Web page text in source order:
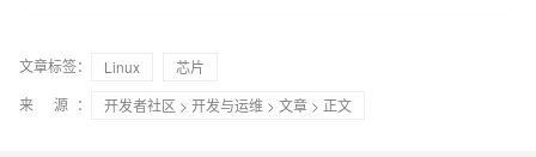
文章标签： Linux
芯片
来 源：
开发者社区 > 开发与运维 > 文章 > 正文